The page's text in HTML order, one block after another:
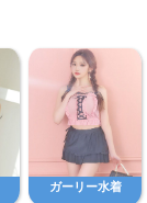
ガーリー水着